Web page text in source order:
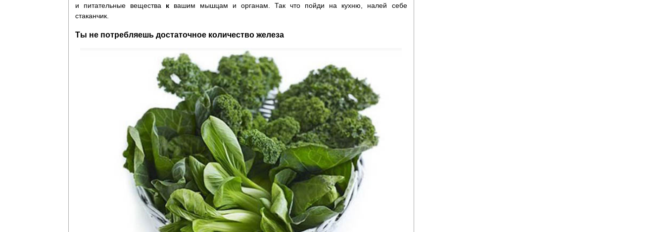
и питательные вещества квашим мышцам и органам. Так что пойди на кухню, налей себе
стаканчик.
Ты не потребляешь достаточное количество железа